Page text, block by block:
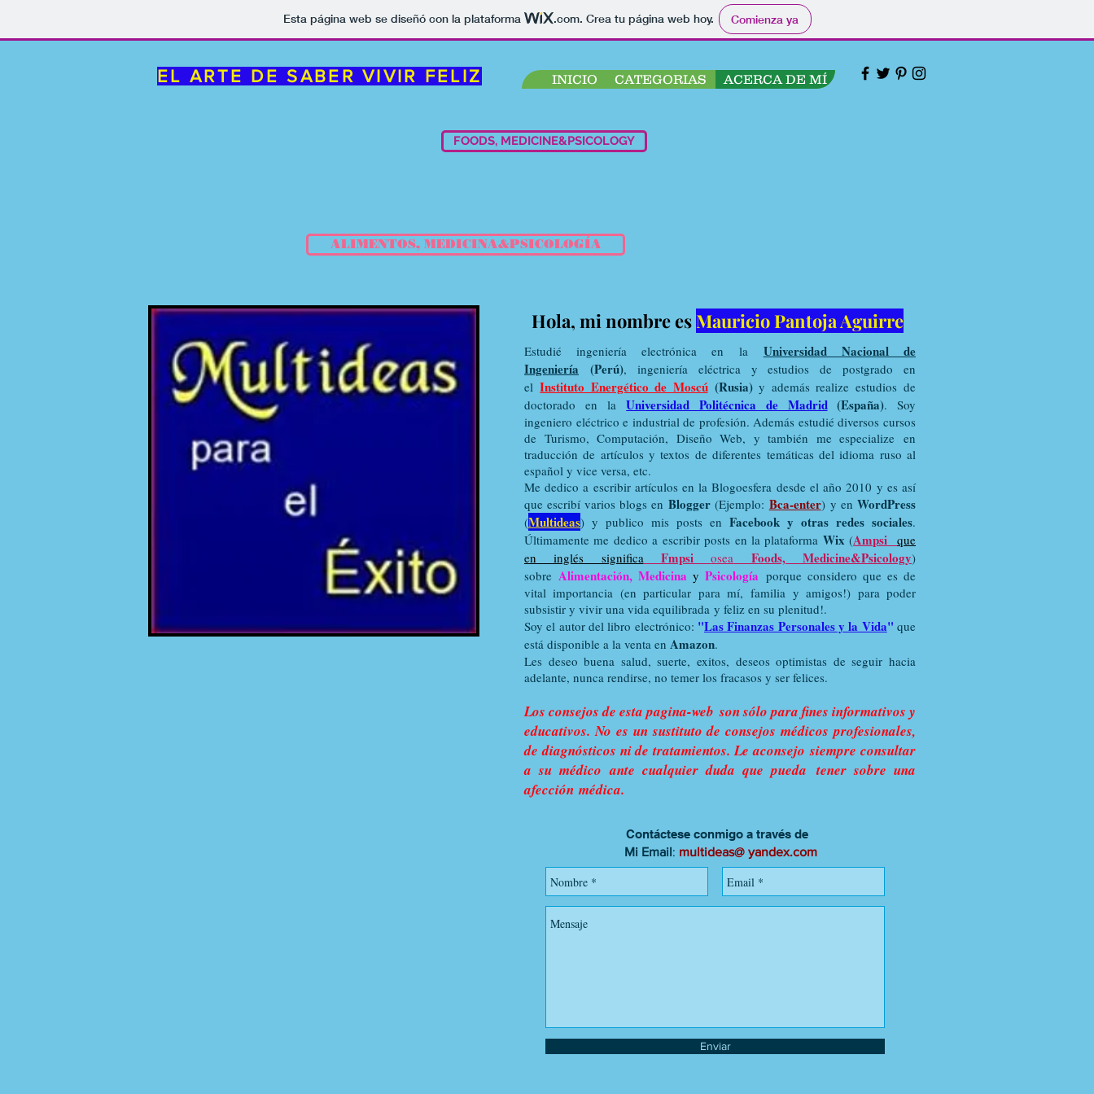
Esta página web se diseñó con la plataforma .com. Crea tu página web hoy. Comienza ya
EL ARTE DE SABER VIVIR FELIZ INICIO CATEGORIAS ACERCA DE MÍ
FOODS, MEDICINE&PSICOLOGY
ALIMENTOS, MEDICINA&PSICOLOGÍA
Hola, mi nombre esMauricio Pantoja Aguirre
Estudié ingeniería electrónica en la Universidad Nacional de
Ingeniería (Perú), ingeniería eléctrica y estudios de postgrado en
elInstituto Energético de Moscú(Rusia) y además realize estudios de
doctorado en laUniversidad Politécnica de Madrid(España). Soy
ingeniero eléctrico e industrial de profesión. Además estudié diversos cursos
de Turismo, Computación, Diseño Web, y también me especialize en
traducción de artículos y textos de diferentes temáticas del idioma ruso al
español y vice versa, etc.
Me dedico a escribir artículos en la Blogoesfera desde el año 2010 y es así
que escribí varios blogs en Blogger(Ejemplo: Bca-enter) y enWordPress
(Multideas) y publico mis posts en Facebook y otras redes sociales.
Últimamente me dedico a escribir posts en la plataforma Wix (Ampsique
en inglés significaFmpsiosea Foods, Medicine&Psicology)
sobreAlimentación, Medicinay Psicología porque considero que es de
vital importancia (en particular para mí, familia y amigos!) para poder
subsistir y vivir una vida equilibrada y feliz en su plenitud!.
Soy el autor del libro electrónico: "Las Finanzas Personales y la Vida" que
está disponible a la venta en Amazon.
Les deseo buena salud, suerte, exitos, deseos optimistas de seguir hacia
adelante, nunca rendirse, no temer los fracasos y ser felices.
Los consejos de esta pagina-web son sólo para fines informativos y
educativos. No es un sustituto de consejos médicos profesionales,
de diagnósticos ni de tratamientos. Le aconsejo siempre consultar
a su médico ante cualquier duda que pueda tener sobre una
afección médica.
Contáctese conmigo a través de
Mi Email: multideas@ yandex.com
Enviar